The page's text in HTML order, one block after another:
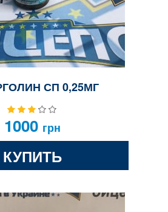
СП 0,25МГ
1000 грн
КУПИТЬ